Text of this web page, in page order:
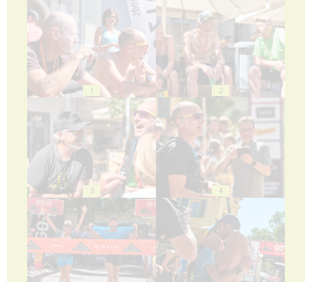
1 2
3 4